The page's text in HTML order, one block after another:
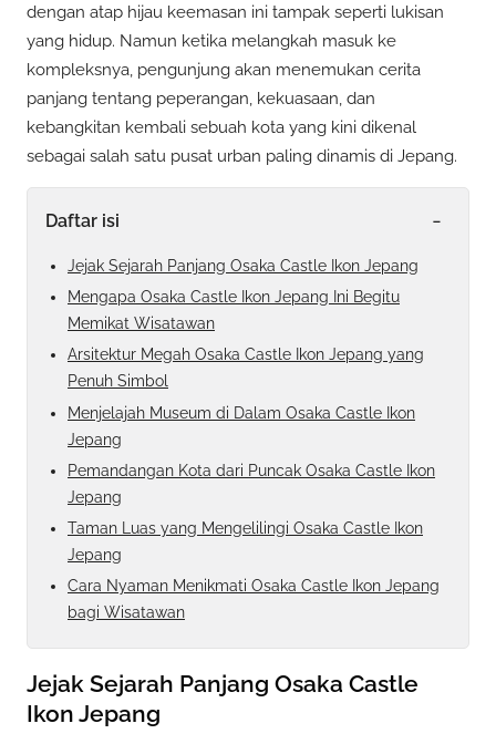
dengan atap hijau keemasan ini tampak seperti lukisan
yang hidup. Namun ketika melangkah masuk ke
kompleksnya, pengunjung akan menemukan cerita
panjang tentang peperangan, kekuasaan, dan
kebangkitan kembali sebuah kota yang kini dikenal
sebagai salah satu pusat urban paling dinamis di Jepang.
Daftar isi -
Jejak Sejarah Panjang Osaka Castle Ikon Jepang
Mengapa Osaka Castle Ikon Jepang Ini Begitu
Memikat Wisatawan
Arsitektur Megah Osaka Castle Ikon Jepang yang
Penuh Simbol
Menjelajah Museum di Dalam Osaka Castle Ikon
Jepang
Pemandangan Kota dari Puncak Osaka Castle Ikon
Jepang
Taman Luas yang Mengelilingi Osaka Castle Ikon
Jepang
Cara Nyaman Menikmati Osaka Castle Ikon Jepang
bagi Wisatawan
Jejak Sejarah Panjang Osaka Castle
Ikon Jepang